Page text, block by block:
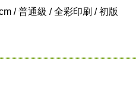
/ 普通級 / 全彩印刷 / 初版